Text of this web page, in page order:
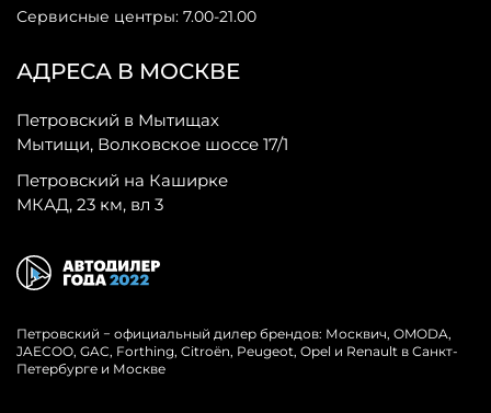
АДРЕСА В МОСКВЕ
Петровский в Мытищах
Мытищи, Волковское шоссе 17/1
Петровский на Каширке
МКАД, 23 км, вл 3
Сервисные центры: 7.00-21.00
Петровский − официальный дилер брендов: Москвич, OMODA,
JAECOO, GAC, Forthing, Citroёn, Peugeot, Opel и Renault в Санкт-
Петербурге и Москве